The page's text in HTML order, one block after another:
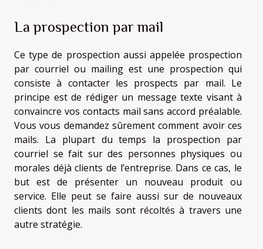
La prospection par mail
Ce type de prospection aussi appelée prospection
par courriel ou mailing est une prospection qui
consiste à contacter les prospects par mail. Le
principe est de rédiger un message texte visant à
convaincre vos contacts mail sans accord préalable.
Vous vous demandez sûrement comment avoir ces
mails. La plupart du temps la prospection par
courriel se fait sur des personnes physiques ou
morales déjà clients de l’entreprise. Dans ce cas, le
but est de présenter un nouveau produit ou
service. Elle peut se faire aussi sur de nouveaux
clients dont les mails sont récoltés à travers une
autre stratégie.